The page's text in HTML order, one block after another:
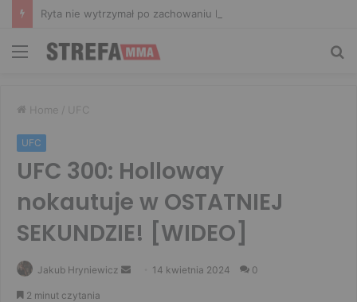
Menu
Home / UFC
UFC
UFC 300: Holloway
nokautuje w OSTATNIEJ
SEKUNDZIE! [WIDEO]
Jakub Hryniewicz
Send 14 kwietnia 2024 0
2 minut czytania